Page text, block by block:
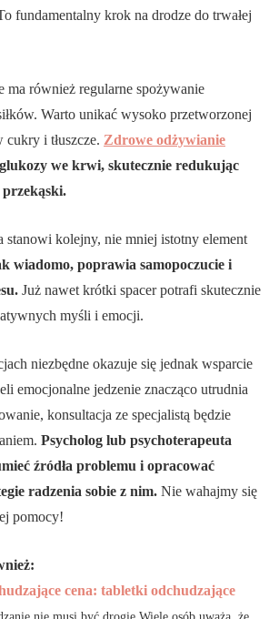
fundamentalny krok na drodze do trwałej
ma również regularne spożywanie
Warto unikać wysoko przetworzonej
i tłuszcze. Zdrowe odżywianie
we krwi, skutecznie redukując
przekąski.
kolejny, nie mniej istotny element
wiadomo, poprawia samopoczucie i
Już nawet krótki spacer potrafi skutecznie
myśli i emocji.
niezbędne okazuje się jednak wsparcie
emocjonalne jedzenie znacząco utrudnia
konsultacja ze specjalistą będzie
Psycholog lub psychoterapeuta
źródła problemu i opracować
radzenia sobie z nim. Nie wahajmy się
pomocy!
cena: tabletki odchudzające